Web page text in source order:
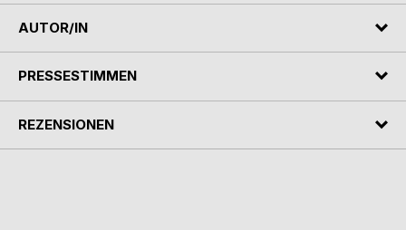
AUTOR/IN
PRESSESTIMMEN
REZENSIONEN